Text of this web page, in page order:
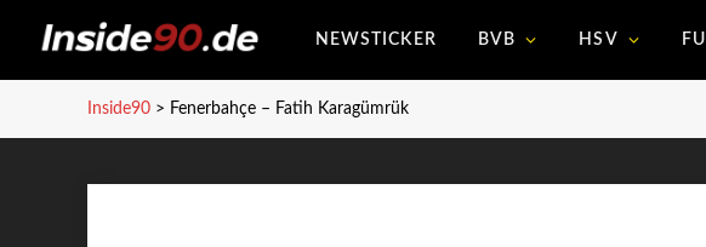
NEWSTICKER BVB HSV
Inside90 > Fenerbahçe – Fatih Karagümrük